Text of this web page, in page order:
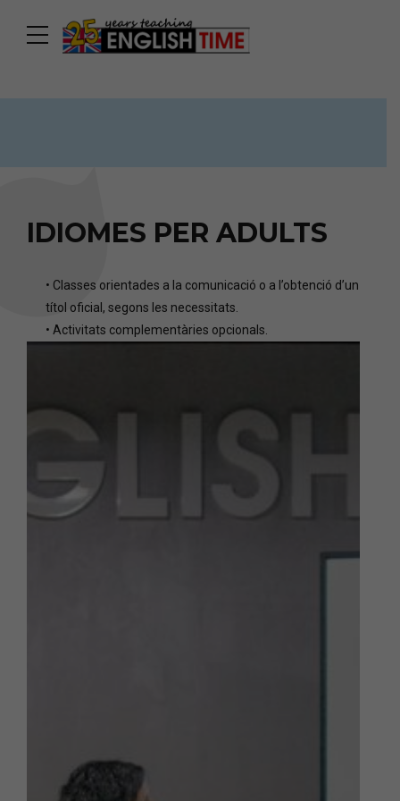
IDIOMES PER ADULTS
• Classes orientades a la comunicació o a l’obtenció d’un
títol oficial, segons les necessitats.
• Activitats complementàries opcionals.